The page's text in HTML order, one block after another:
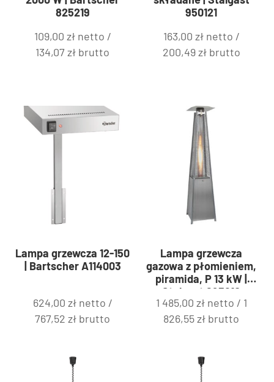
825219
109,00 zł netto /
134,07zł brutto
950121
163,00 zł netto /
200,49złbrutto
Lampa grzewcza 12-150
| Bartscher A114003
624,00 zł netto /
767,52zł brutto
Lampa grzewcza
gazowa z płomieniem,
piramida, P 13 kW |
Stalgast 693210
1 485,00 zł netto / 1
826,55zł brutto